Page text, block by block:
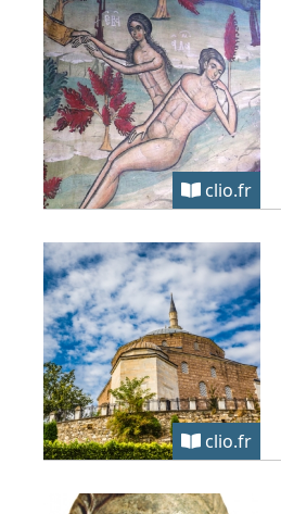
clio.fr
clio.fr